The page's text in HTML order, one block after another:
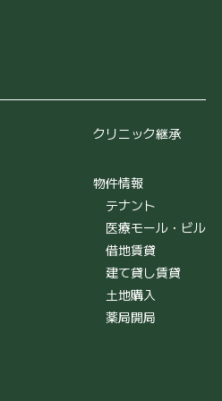
クリニック継承
物件情報
テナント
医療モール・ビル
借地賃貸
建て貸し賃貸
土地購入
薬局開局